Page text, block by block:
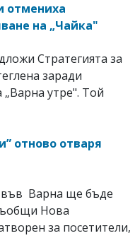
отмениха
на „Чайка"
Стратегията за
заради
утре". Той
отново отваря
във Варна ще бъде
Нова
за посетители,